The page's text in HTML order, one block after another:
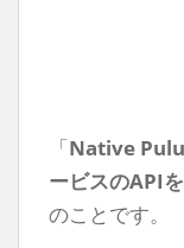
「Native
ービスのAPI
のことです。